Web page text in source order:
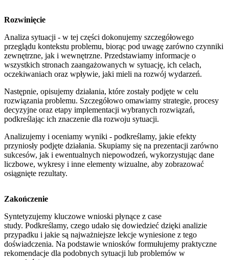
Rozwinięcie
Analiza sytuacji - w tej części dokonujemy szczegółowego
przeglądu kontekstu problemu, biorąc pod uwagę zarówno czynniki
zewnętrzne, jak i wewnętrzne. Przedstawiamy informacje o
wszystkich stronach zaangażowanych w sytuację, ich celach,
oczekiwaniach oraz wpływie, jaki mieli na rozwój wydarzeń.
Następnie, opisujemy działania, które zostały podjęte w celu
rozwiązania problemu. Szczegółowo omawiamy strategie, procesy
decyzyjne oraz etapy implementacji wybranych rozwiązań,
podkreślając ich znaczenie dla rozwoju sytuacji.
Analizujemy i oceniamy wyniki - podkreślamy, jakie efekty
przyniosły podjęte działania. Skupiamy się na prezentacji zarówno
sukcesów, jak i ewentualnych niepowodzeń, wykorzystując dane
liczbowe, wykresy i inne elementy wizualne, aby zobrazować
osiągnięte rezultaty.
Zakończenie
Syntetyzujemy kluczowe wnioski płynące z case
study. Podkreślamy, czego udało się dowiedzieć dzięki analizie
przypadku i jakie są najważniejsze lekcje wyniesione z tego
doświadczenia. Na podstawie wniosków formułujemy praktyczne
rekomendacje dla podobnych sytuacji lub problemów w